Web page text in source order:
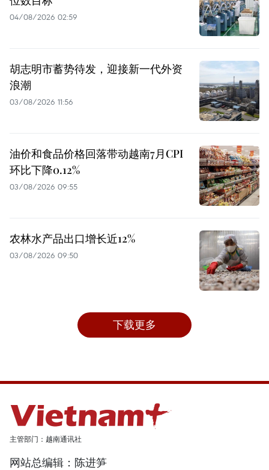
04/08/2026 02:59
胡志明市蓄势待发，迎接新一代外资
浪潮
03/08/2026 11:56
油价和食品价格回落带动越南7月CPI
环比下降0.12%
03/08/2026 09:55
农林水产品出口增长近12%
03/08/2026 09:50
下载更多
主管部门：越南通讯社
网站总编辑：陈进笋